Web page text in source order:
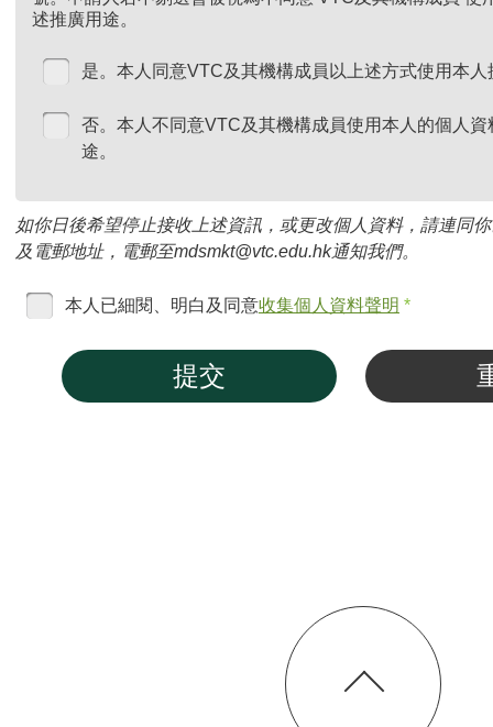
述推廣用途。
是。本人同意VTC及其機構成員以上述方式使用本
否。本人不同意VTC及其機構成員使用本人的個人
途。
如你日後希望停止接收上述資訊，或更改個人資料，請連同
及電郵地址，電郵至mdsmkt@vtc.edu.hk通知我們。
本人已細閱、明白及同意收集個人資料聲明 *
提交